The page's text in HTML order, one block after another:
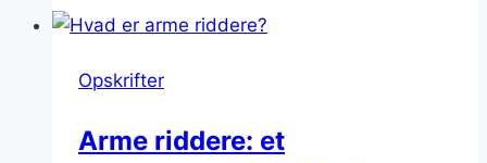
chokolade
sød
Opskrifter
Arme riddere: et